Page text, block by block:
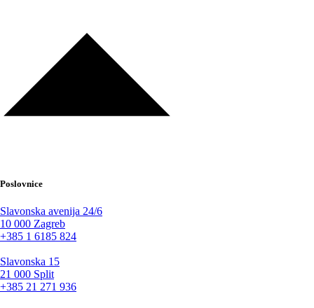
Poslovnice
Slavonska avenija 24/6
10 000 Zagreb
+385 1 6185 824
Slavonska 15
21 000 Split
+385 21 271 936